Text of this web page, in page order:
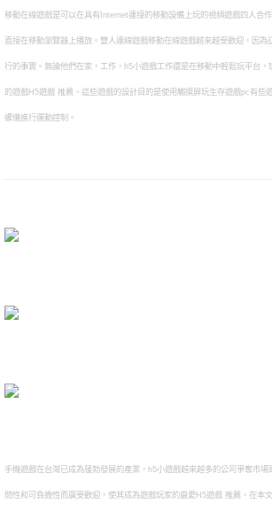
移動在線遊戲是可以在具有Internet連接的移動設備上玩的視頻遊戲四人合
直接在移動瀏覽器上播放。雙人連線遊戲移動在線遊戲越來越受歡迎，因為
行的事實。無論他們在家，工作，h5小遊戲工作還是在移動中輕鬆玩平台
的遊戲H5遊戲 推薦。這些遊戲的設計目的是使用觸摸屏玩生存遊戲pc有些
螺儀進行運動控制。
手機遊戲在台灣已成為蓬勃發展的產業，h5小遊戲越來越多的公司爭奪市
問性和可負擔性而廣受歡迎，使其成為遊戲玩家的最愛H5遊戲 推薦。在本